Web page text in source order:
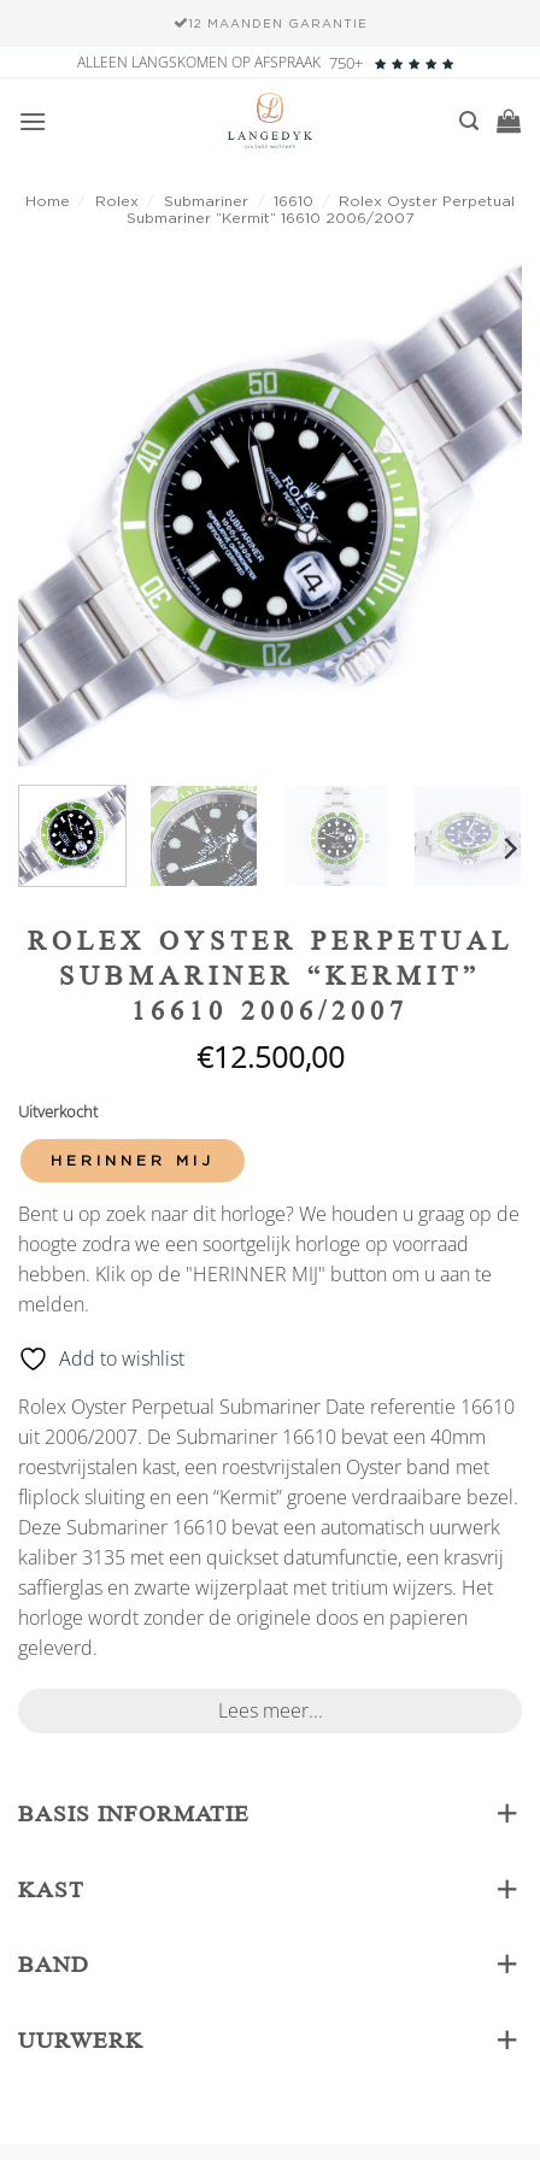
12 MAANDEN GARANTIE
inhoud
ALLEEN LANGSKOMEN OP AFSPRAAK 750+
Home Rolex Submariner 16610
Rolex Oyster Perpetual
Submariner “Kermit” 16610 2006/2007
Add to
wishlist
ROLEX OYSTER PERPETUAL
SUBMARINER “KERMIT”
16610 2006/2007
€12.500,00
Uitverkocht
HERINNER MIJ
Bent u op zoek naar dit horloge? We houden u graag op de
hoogte zodra we een soortgelijk horloge op voorraad
hebben. Klik op de "HERINNER MIJ" button om u aan te
melden.
Add to wishlist
Rolex Oyster Perpetual Submariner Date referentie 16610
uit 2006/2007. De Submariner 16610 bevat een 40mm
roestvrijstalen kast, een roestvrijstalen Oyster band met
fliplock sluiting en een “Kermit” groene verdraaibare bezel.
Deze Submariner 16610 bevat een automatisch uurwerk
kaliber 3135 met een quickset datumfunctie, een krasvrij
saffierglas en zwarte wijzerplaat met tritium wijzers. Het
horloge wordt zonder de originele doos en papieren
geleverd.
Lees meer...
BASIS INFORMATIE
KAST
BAND
UURWERK